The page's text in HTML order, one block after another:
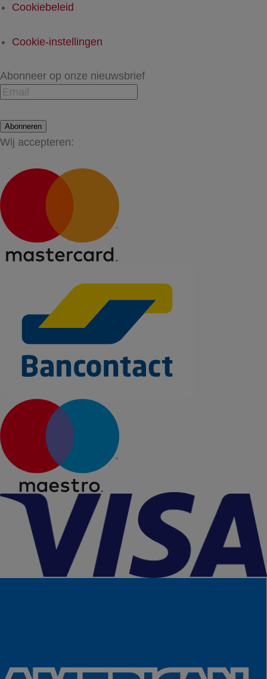
Cookiebeleid
Cookie-instellingen
Abonneer op onze nieuwsbrief
Abonneren
Wij accepteren: